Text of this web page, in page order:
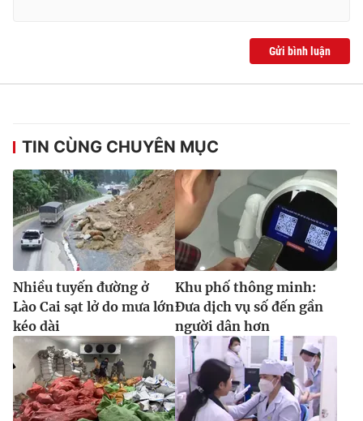
Gửi bình luận
TIN CÙNG CHUYÊN MỤC
Nhiều tuyến đường ở
Lào Cai sạt lở do mưa lớn
kéo dài
Khu phố thông minh:
Đưa dịch vụ số đến gần
người dân hơn